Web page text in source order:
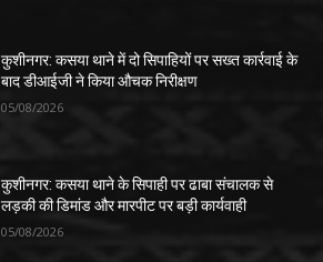
कुशीनगर: कसया थाने में दो सिपाहियों पर सख्त कार्रवाई के
बाद डीआईजी ने किया औचक निरीक्षण
05/08/2026
कुशीनगर: कसया थाने के सिपाही पर ढाबा संचालक से
लड़की की डिमांड और मारपीट पर बड़ी कार्यवाही
05/08/2026